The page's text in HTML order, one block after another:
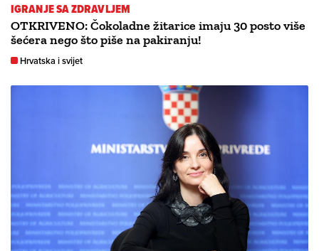
IGRANJE SA ZDRAVLJEM
OTKRIVENO: Čokoladne žitarice imaju 30 posto više
šećera nego što piše na pakiranju!
Hrvatska i svijet